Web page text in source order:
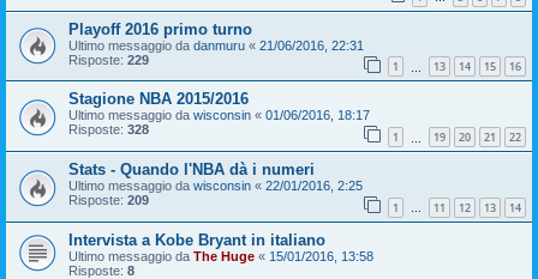
Playoff 2016 primo turno
Ultimo messaggio da danmuru « 21/06/2016, 22:31
Risposte: 229 1 13 14 15 16
Stagione NBA 2015/2016
Ultimo messaggio da wisconsin « 01/06/2016, 18:17
Risposte: 328 1 19 20 21 22
Stats - Quando l'NBA dà i numeri
Ultimo messaggio da wisconsin « 22/01/2016, 2:25
Risposte: 209 1 … 11 12 13 14
Intervista a Kobe Bryant in italiano
Ultimo messaggio da The Huge « 15/01/2016, 13:58
Risposte: 8